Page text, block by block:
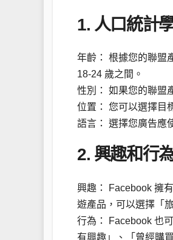
1. 人口統計
年齡： 根據您的聯盟
18-24 歲之間。
性別： 如果您的聯盟
位置： 您可以選擇目
語言： 選擇您廣告應
2. 興趣和行
興趣： Facebook 擁
遊產品，可以選擇「
行為： Facebook 也
有興趣」、「曾經購